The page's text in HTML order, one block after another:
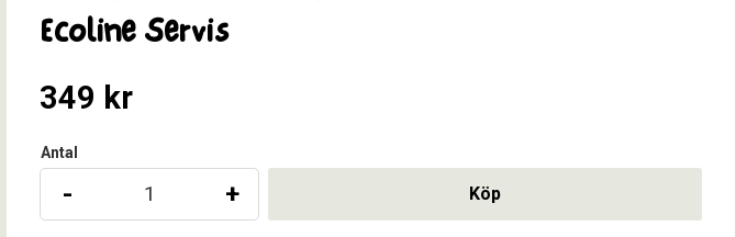
Ecoline Servis
349 kr
Antal
+
-